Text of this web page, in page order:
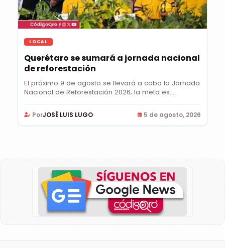
LOCAL
Querétaro se sumará a jornada nacional
de reforestación
El próximo 9 de agosto se llevará a cabo la Jornada
Nacional de Reforestación 2026; la meta es...
PorJOSÉ LUIS LUGO 5 de agosto, 2026